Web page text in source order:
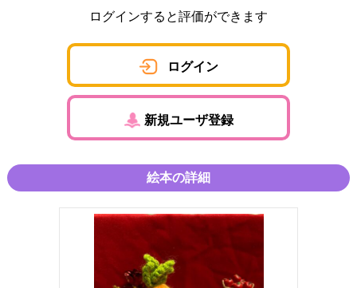
ログインすると評価ができます
ログイン
新規ユーザ登録
絵本の詳細